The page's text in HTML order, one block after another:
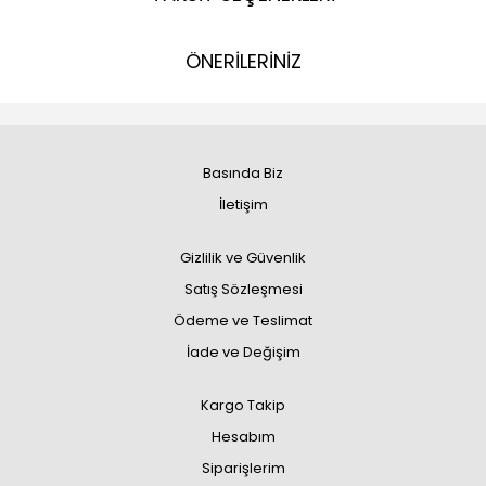
ÖNERİLERİNİZ
Basında Biz
İletişim
Gizlilik ve Güvenlik
Satış Sözleşmesi
Ödeme ve Teslimat
İade ve Değişim
Kargo Takip
Hesabım
Siparişlerim